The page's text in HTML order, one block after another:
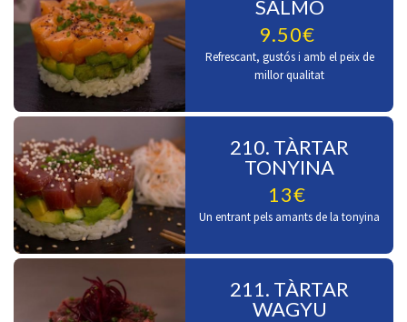
SALMÓ
9.50€
Refrescant, gustós i amb el peix de
millor qualitat
210. TÀRTAR
TONYINA
13€
Un entrant pels amants de la tonyina
211. TÀRTAR
WAGYU